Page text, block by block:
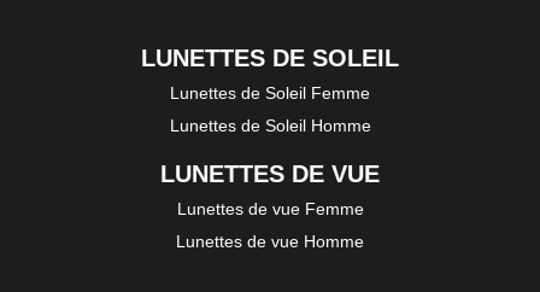
LUNETTES DE SOLEIL
Lunettes de Soleil Femme
Lunettes de Soleil Homme
LUNETTES DE VUE
Lunettes de vue Femme
Lunettes de vue Homme